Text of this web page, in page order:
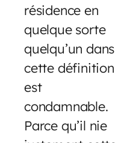
résidence en
quelque sorte
quelqu’un dans
cette définition
est
condamnable.
Parce qu’il nie